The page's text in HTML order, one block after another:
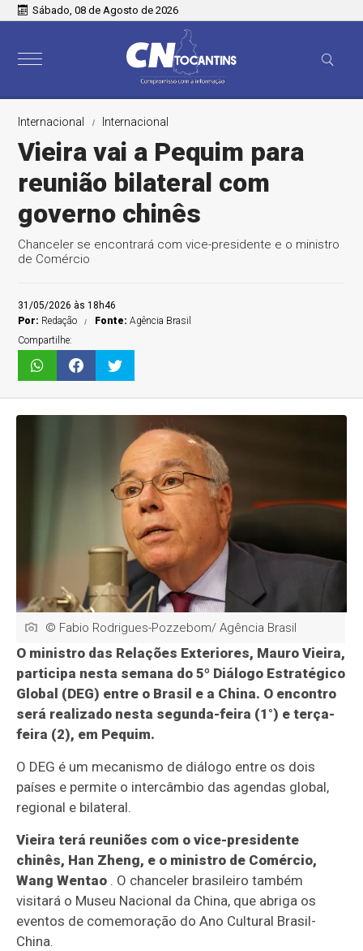
Sábado, 08 de Agosto de 2026
Internacional Internacional
Vieira vai a Pequim para
reunião bilateral com
governo chinês
Chanceler se encontrará com vice-presidente e o ministro
de Comércio
31/05/2026 às 18h46
Por: Redação Fonte:Agência Brasil
Compartilhe:
© Fabio Rodrigues-Pozzebom/ Agência Brasil
O ministro das Relações Exteriores, Mauro Vieira,
participa nesta semana do 5º Diálogo Estratégico
Global (DEG) entre o Brasil e a China. O encontro
será realizado nesta segunda-feira (1°) e terça-
feira (2), em Pequim.
O DEG é um mecanismo de diálogo entre os dois
países e permite o intercâmbio das agendas global,
regional e bilateral.
Vieira terá reuniões com o vice-presidente
chinês, Han Zheng, e o ministro de Comércio,
Wang Wentao . O chanceler brasileiro também
visitará o Museu Nacional da China, que abriga os
eventos de comemoração do Ano Cultural Brasil-
China.